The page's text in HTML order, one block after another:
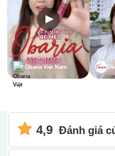
▶
Obaria Việt Nam
4,9 Đánh giá